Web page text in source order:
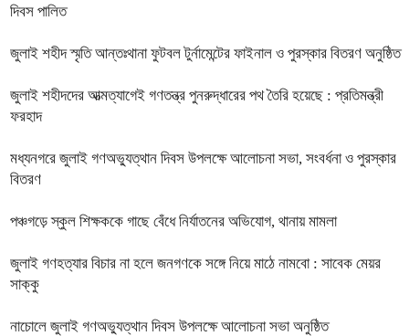
দিবস পালিত
জুলাই শহীদ স্মৃতি আন্তঃথানা ফুটবল টুর্নামেন্টের ফাইনাল ও পুরস্কার বিতরণ অনুষ্ঠিত
জুলাই শহীদদের আত্মত্যাগেই গণতন্ত্র পুনরুদ্ধারের পথ তৈরি হয়েছে : প্রতিমন্ত্রী
ফরহাদ
মধ্যনগরে জুলাই গণঅভ্যুত্থান দিবস উপলক্ষে আলোচনা সভা, সংবর্ধনা ও পুরস্কার
বিতরণ
পঞ্চগড়ে স্কুল শিক্ষককে গাছে বেঁধে নির্যাতনের অভিযোগ, থানায় মামলা
জুলাই গণহত্যার বিচার না হলে জনগণকে সঙ্গে নিয়ে মাঠে নামবো : সাবেক মেয়র
সাক্কু
নাচোলে জুলাই গণঅভ্যুত্থান দিবস উপলক্ষে আলোচনা সভা অনুষ্ঠিত